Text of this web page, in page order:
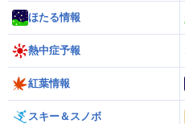
ほたる情報
熱中症予報
紅葉情報
スキー＆スノボ